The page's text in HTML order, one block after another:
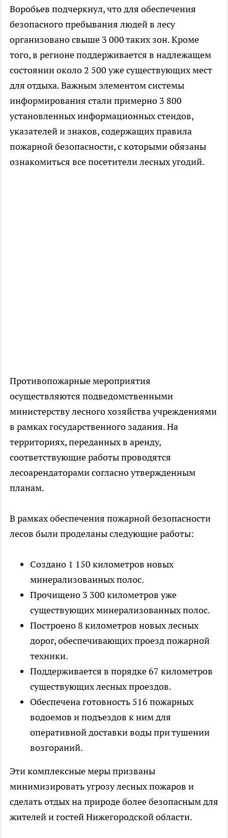
Воробьев подчеркнул, что для обеспечения
безопасного пребывания людей в лесу
организовано свыше 3 000 таких зон. Кроме
того, в регионе поддерживается в надлежащем
состоянии около 2 500 уже существующих мест
для отдыха. Важным элементом системы
информирования стали примерно 3 800
установленных информационных стендов,
указателей и знаков, содержащих правила
пожарной безопасности, с которыми обязаны
ознакомиться все посетители лесных угодий.
Противопожарные мероприятия
осуществляются подведомственными
министерству лесного хозяйства учреждениями
в рамках государственного задания. На
территориях, переданных в аренду,
соответствующие работы проводятся
лесоарендаторами согласно утвержденным
планам.
В рамках обеспечения пожарной безопасности
лесов были проделаны следующие работы:
Создано 1 150 километров новых
минерализованных полос.
Прочищено 3 300 километров уже
существующих минерализованных полос.
Построено 8 километров новых лесных
дорог, обеспечивающих проезд пожарной
техники.
Поддерживается в порядке 67 километров
существующих лесных проездов.
Обеспечена готовность 516 пожарных
водоемов и подъездов к ним для
оперативной доставки воды при тушении
возгораний.
Эти комплексные меры призваны
минимизировать угрозу лесных пожаров и
сделать отдых на природе более безопасным для
жителей и гостей Нижегородской области.